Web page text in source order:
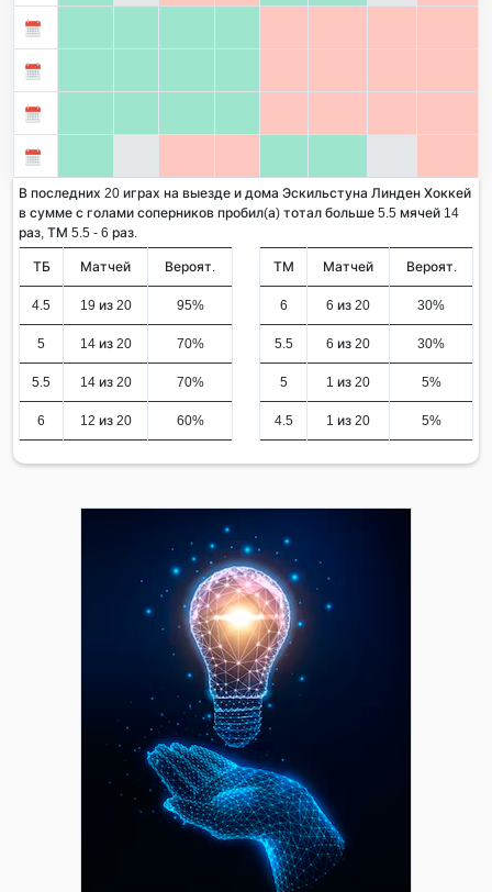
В последних 20 играх на выезде и дома Эскильстуна Линден Хоккей
в сумме с голами соперников пробил(а) тотал больше 5.5 мячей 14
раз, ТМ 5.5 - 6 раз.
ТБ Матчей Вероят.
4.5 19 из 20 95%
5 14 из 20 70%
5.5 14 из 20 70%
6 12 из 20 60%
ТМ Матчей Вероят.
6 6 из 20 30%
5.5 6 из 20 30%
5 1 из 20 5%
4.5 1 из 20 5%